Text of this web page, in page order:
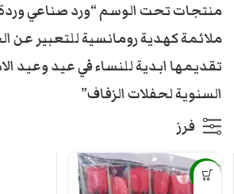
منتجات تحت الوسم “ورد صناعي
ملائمة كهدية رومانسية للتعبير عن
تقديمها ابدية للنساء في عيد وعيد
السنوية لحفلات الزفاف”
فرز
-13%